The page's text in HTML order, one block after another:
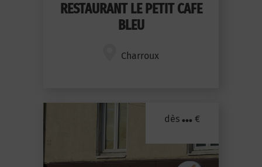
RESTAURANT LE PETIT CAFE
BLEU
Charroux
dès ... €